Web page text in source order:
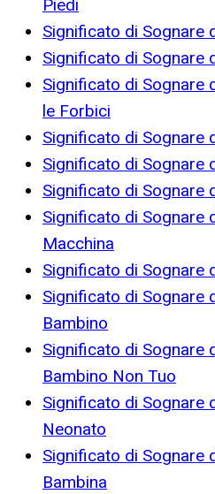
Piedi
Significato di Sognare
Significato di Sognare
Significato di Sognare
le Forbici
Significato di Sognare
Significato di Sognare
Significato di Sognare
Significato di Sognare
Macchina
Significato di Sognare
Significato di Sognare
Bambino
Significato di Sognare
Bambino Non Tuo
Significato di Sognare
Neonato
Significato di Sognare
Bambina